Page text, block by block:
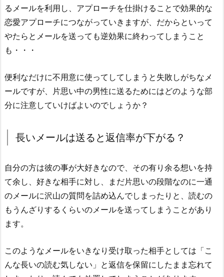
るメールを利用し、アプローチを仕掛けることで効果的な
恋愛アプローチにつながっていきますが、だからといって
やたらとメールを送っても逆効果に終わってしまうこと
も・・・
便利なだけに不用意に使ってしてしまうと失敗しがちなメ
ールですが、片思い中の男性に送るためにはどのような部
分に注意していけばよいのでしょうか？
長いメールは送ると返信率が下がる？
自分の方は彼の事が大好きなので、その有り余る想いを持
て余し、好きな相手に対し、まだ片思いの段階なのに一通
のメールに沢山の質問を詰め込んでしまったりと、読むの
もうんざりするくらいのメールを送ってしまうことがあり
ます。
このようなメールをいきなり受け取った相手としては「こ
んな長いの読む気しない」と返信を保留にしたまま忘れて